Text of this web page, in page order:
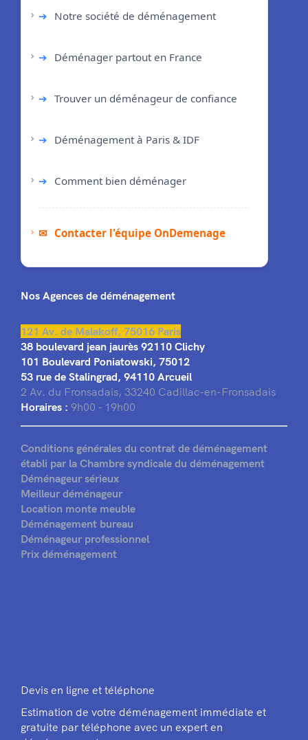
➔ Notre société de déménagement
➔ Déménager partout en France
➔ Trouver un déménageur de confiance
➔ Déménagement à Paris & IDF
➔ Comment bien déménager
✉ Contacter l'équipe OnDemenage
Nos Agences de déménagement
121 Av. de Malakoff, 75016 Paris
38 boulevard jean jaurès 92110 Clichy
101 Boulevard Poniatowski, 75012
53 rue de Stalingrad, 94110 Arcueil
2 Av. du Fronsadais, 33240 Cadillac-en-Fronsadais
Horaires : 9h00 - 19h00
Conditions générales du contrat de déménagement
établi par la Chambre syndicale du déménagement
Déménageur sérieux
Meilleur déménageur
Location monte meuble
Déménagement bureau
Déménageur professionnel
Prix déménagement
Devis en ligne et téléphone
Estimation de votre déménagement immédiate et
gratuite par téléphone avec un expert en